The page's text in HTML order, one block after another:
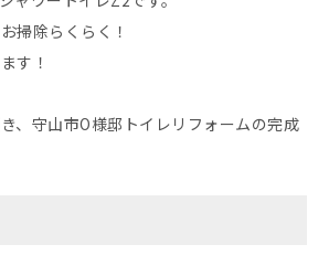
掃除らくらく！
す！
、守山市O様邸トイレリフォームの完成